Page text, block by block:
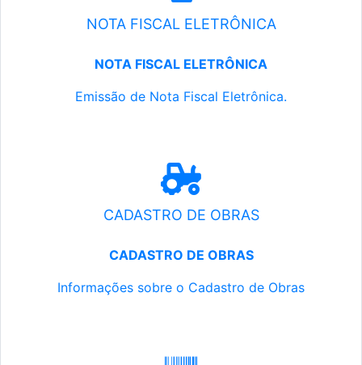
NOTA FISCAL ELETRÔNICA
NOTA FISCAL ELETRÔNICA
Emissão de Nota Fiscal Eletrônica.
CADASTRO DE OBRAS
CADASTRO DE OBRAS
Informações sobre o Cadastro de Obras